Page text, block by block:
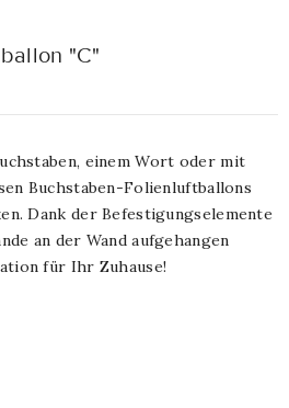
"C"
einem Wort oder mit
Buchstaben-Folienluftballons
Dank der Befestigungselemente
an der Wand aufgehangen
für Ihr Zuhause!